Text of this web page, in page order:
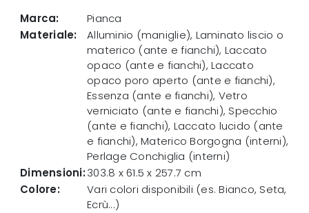
Marca:
Pianca
Materiale:
Alluminio (maniglie), Laminato liscio o
materico (ante e fianchi), Laccato
opaco (ante e fianchi), Laccato
opaco poro aperto (ante e fianchi),
Essenza (ante e fianchi), Vetro
verniciato (ante e fianchi), Specchio
(ante e fianchi), Laccato lucido (ante
e fianchi), Materico Borgogna (interni),
Perlage Conchiglia (interni)
Dimensioni:303.8 x 61.5 x 257.7 cm
Colore:
Vari colori disponibili (es. Bianco, Seta,
Ecrù...)